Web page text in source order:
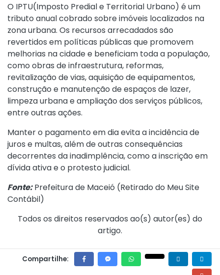
O IPTU(Imposto Predial e Territorial Urbano) é um
tributo anual cobrado sobre imóveis localizados na
zona urbana. Os recursos arrecadados são
revertidos em políticas públicas que promovem
melhorias na cidade e beneficiam toda a população,
como obras de infraestrutura, reformas,
revitalização de vias, aquisição de equipamentos,
construção e manutenção de espaços de lazer,
limpeza urbana e ampliação dos serviços públicos,
entre outras ações.
Manter o pagamento em dia evita a incidência de
juros e multas, além de outras consequências
decorrentes da inadimplência, como a inscrição em
dívida ativa e o protesto judicial.
Fonte:Prefeitura de Maceió (Retirado do Meu Site
Contábil)
Todos os direitos reservados ao(s) autor(es) do
artigo.
Compartilhe: